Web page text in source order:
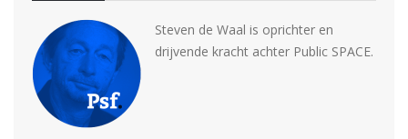
Steven de Waal is oprichter en
drijvende kracht achter Public SPACE.